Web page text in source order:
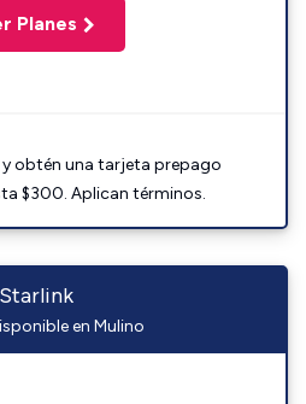
Planes
obtén una tarjeta prepago
$300. Aplican términos.
Starlink
en Mulino